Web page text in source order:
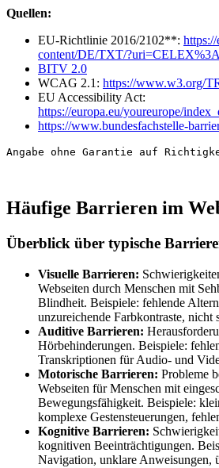
Quellen:
EU-Richtlinie 2016/2102**:
content/DE/TXT/
BITV 2.0
WCAG 2.1: https://www.w3.org/
EU Accessibility Act:
https://europa.eu/youreurope/
https://www.bundesfachstelle-
Angabe ohne Garantie auf
Häufige Barrieren im
Überblick über typische
Visuelle Barrieren:
Webseiten durch Menschen mit
Blindheit. Beispiele: fehlende
unzureichende Farbkontraste, nicht
Auditive Barrieren:
Hörbehinderungen. Beispiele:
Transkriptionen für Audio- und
Motorische Barrieren: Probleme
Webseiten für Menschen mit
Bewegungsfähigkeit. Beispiele:
komplexe Gestensteuerungen,
Kognitive Barrieren:
kognitiven Beeinträchtigungen.
Navigation, unklare Anweisungen,